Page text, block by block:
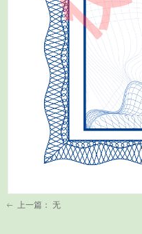
ꂃ 上一篇： 无